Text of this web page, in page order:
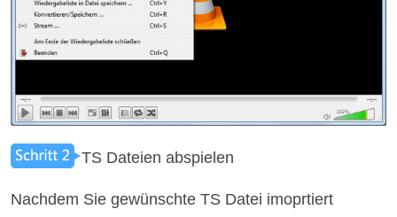
TS Dateien abspielen
Nachdem Sie gewünschte TS Datei imoprtiert